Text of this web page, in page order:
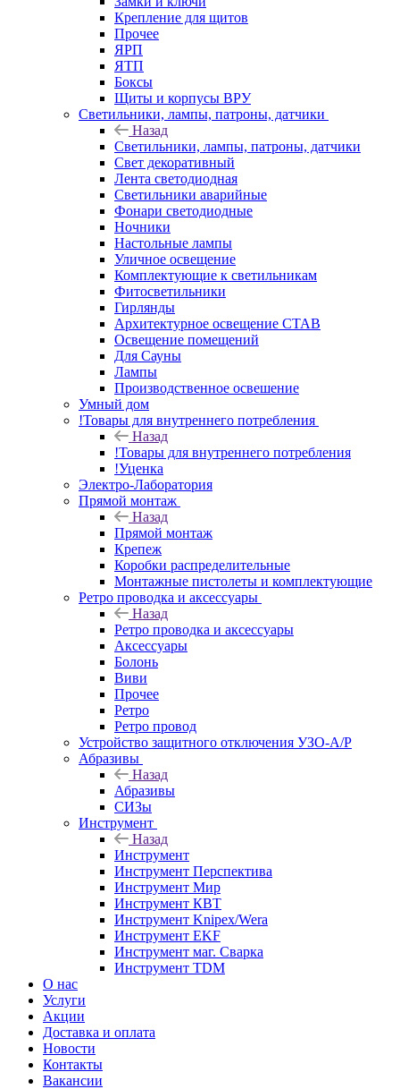
Крепление для щитов
Прочее
ЯРП
ЯТП
Боксы
Щиты и корпусы ВРУ
Светильники, лампы, патроны, датчики
Назад
Светильники, лампы, патроны, датчики
Свет декоративный
Лента светодиодная
Светильники аварийные
Фонари светодиодные
Ночники
Настольные лампы
Уличное освещение
Комплектующие к светильникам
Фитосветильники
Гирлянды
Архитектурное освещение СТАВ
Освещение помещений
Для Сауны
Лампы
Производственное освешение
Умный дом
!Товары для внутреннего потребления
Назад
!Товары для внутреннего потребления
!Уценка
Электро-Лаборатория
Прямой монтаж
Назад
Прямой монтаж
Крепеж
Коробки распределительные
Монтажные пистолеты и комплектующие
Ретро проводка и аксессуары
Назад
Ретро проводка и аксессуары
Аксессуары
Болонь
Виви
Прочее
Ретро
Ретро провод
Устройство защитного отключения УЗО-А/Р
Абразивы
Назад
Абразивы
СИЗы
Инструмент
Назад
Инструмент
Инструмент Перспектива
Инструмент Мир
Инструмент КВТ
Инструмент Knipex/Wera
Инструмент EKF
Инструмент маг. Сварка
Инструмент TDM
О нас
Услуги
Акции
Доставка и оплата
Новости
Контакты
Вакансии